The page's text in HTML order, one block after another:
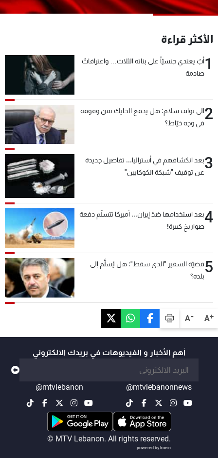
A+
A-
الأكثر قراءة
1أبٌ يعتدي جنسيّاً على بناته الثلاث… واعترافاتٌ
صادمة
2الى نواف سلام: هل يدفع الحايك ثمن وقوفه
في وجه خيّاط؟
3بعد انكشافهم في أستراليا... تفاصيل جديدة
عن توقيف "شبكة الكوكايين"
4بعد استخدامها ضدّ إيران... أميركا تتسلّم دفعة
صواريخ كبيرة!
5قضيّة السفير "الذي سقط": هل يُسلَّم إلى
بلده؟
أهم الأخبار و الفيديوهات في بريدك الالكتروني
@mtvlebanonnews
@mtvlebanon
© MTV Lebanon. All rights reserved.
powered by koein
البرامج
جدول البرامج
شاهد البرامج
الترددات
عن MTV
شروط الإسـتخدام
سياسة الخصوصية